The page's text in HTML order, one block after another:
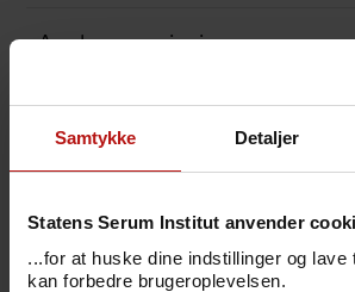
Samtykke Detaljer
Statens Serum Institut anvender
...for at huske dine indstillinger og lave
kan forbedre brugeroplevelsen.
Analysens princip
Synonym
Akkreditering
Bestillingskode